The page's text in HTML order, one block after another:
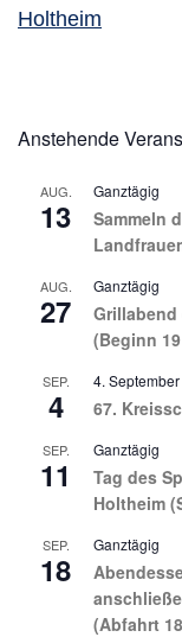
Holtheim
Anstehende
AUG.
13
Ganztägig
Sammeln
AUG.
27
Ganztägig
Grillabend
(Beginn
SEP.
4
4.
67.
SEP.
11
Ganztägig
Tag des
Holtheim
SEP.
18
Ganztägig
(Abfahrt